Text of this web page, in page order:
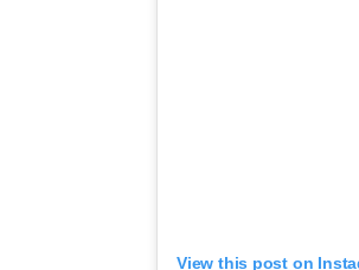
View this post on